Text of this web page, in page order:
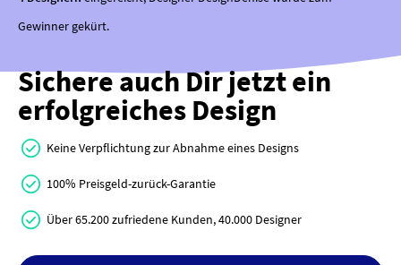
Gewinner gekürt.
Sichere auch Dir jetzt ein
erfolgreiches Design
Keine Verpflichtung zur Abnahme eines Designs
100% Preisgeld-zurück-Garantie
Über 65.200 zufriedene Kunden, 40.000 Designer